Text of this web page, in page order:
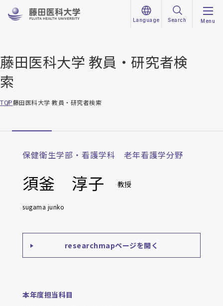
Language Search Menu
藤田医科大学 教員・研究者検
索
TOP藤田医科大学 教員・研究者検索
保健衛生学部・看護学科 老年看護学分野
須釜 淳子 教授
sugama junko
researchmapページを開く
本年度担当科目